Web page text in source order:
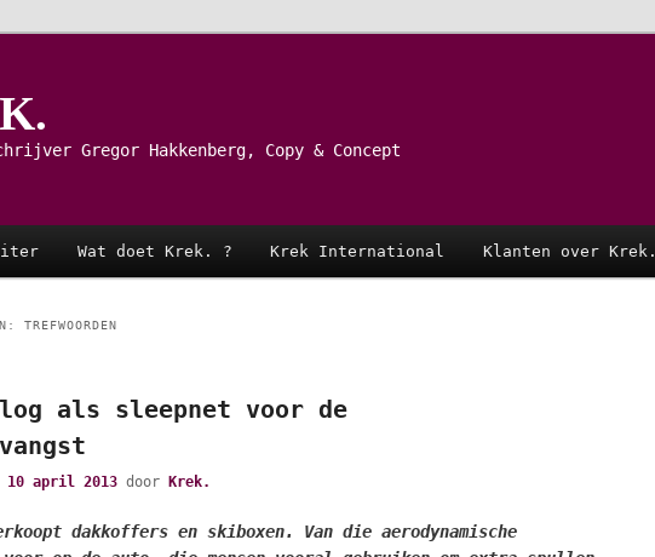
Gregor Hakkenberg, Copy & Concept
Wat doet Krek. ? Krek International Klanten over Krek.
TREFWOORDEN
als sleepnet voor de
10 april 2013 door Krek.
dakkoffers en skiboxen. Van die aerodynamische